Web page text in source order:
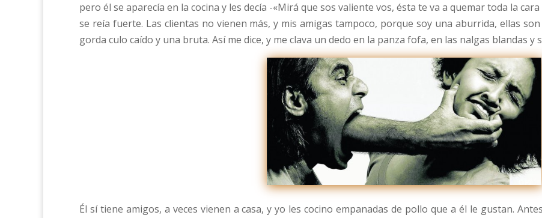
pero él se aparecía en la cocina y les decía -«Mirá que sos valiente vos, ésta te va a quemar toda la
se reía fuerte. Las clientas no vienen más, y mis amigas tampoco, porque soy una aburrida, ellas
gorda culo caído y una bruta. Así me dice, y me clava un dedo en la panza fofa, en las nalgas blandas y
Él sí tiene amigos, a veces vienen a casa, y yo les cocino empanadas de pollo que a él le gustan.